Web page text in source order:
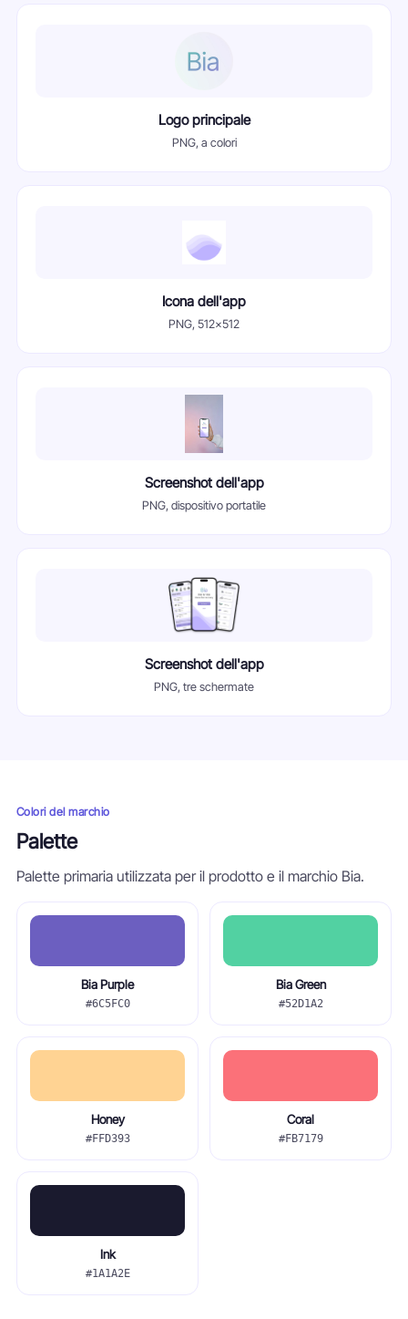
Logo principale
PNG, a colori
Icona dell'app
PNG, 512x512
Screenshot dell'app
PNG, dispositivo portatile
Screenshot dell'app
PNG, tre schermate
Colori del marchio
Palette
Palette primaria utilizzata per il prodotto e il marchio Bia.
Bia Purple
#6C5FC0
Bia Green
#52D1A2
Honey
#FFD393
Coral
#FB7179
Ink
#1A1A2E